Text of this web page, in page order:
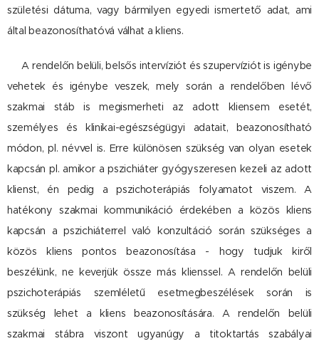
születési dátuma, vagy bármilyen egyedi ismertető adat, ami
által beazonosíthatóvá válhat a kliens.
A rendelőn belüli, belsős intervíziót és szupervíziót is igénybe
vehetek és igénybe veszek, mely során a rendelőben lévő
szakmai stáb is megismerheti az adott kliensem esetét,
személyes és klinikai-egészségügyi adatait, beazonosítható
módon, pl. névvel is. Erre különösen szükség van olyan esetek
kapcsán pl. amikor a pszichiáter gyógyszeresen kezeli az adott
klienst, én pedig a pszichoterápiás folyamatot viszem. A
hatékony szakmai kommunikáció érdekében a közös kliens
kapcsán a pszichiáterrel való konzultáció során szükséges a
közös kliens pontos beazonosítása - hogy tudjuk kiről
beszélünk, ne keverjük össze más klienssel. A rendelőn belüli
pszichoterápiás szemléletű esetmegbeszélések során is
szükség lehet a kliens beazonosítására. A rendelőn belüli
szakmai stábra viszont ugyanúgy a titoktartás szabályai